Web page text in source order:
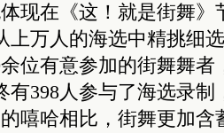
在《这！就是街舞》
上万人的海选中精挑细
位有意参加的街舞舞
有398人参与了海选录
哈相比，街舞更加含